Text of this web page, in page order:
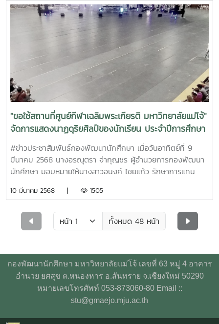
ต้อนรับท่านเจ้าคุณพระสุธีวัชรบัณฑิต (ผู้ช่วยศาสตราจารย์ ดร./
รองอธิการบดี มจร.) ท่านพระครูปริยัติเจติยานุรักษ์ (ผู้ช่วย
ศาสตราจารย์ ดร./ผู้อำนวยการวิทยาลัยสงฆ์เชียงใหม่ มจร.) และ
รองศาสตราจารย์ ดร.อภิรมย์ สีดาคำ (ผู้ช่วยอธิการบดีฝ่าย
กิจการทั่วไป มจร.) มหาวิทยาลัยมหาจุฬาลงกรณราชวิทยาลัย
(มจร.) วิทยาเขตเชียงใหม่ หารือในโอกาสที่มหาวิทยาลัยมหาจุฬา
ลงกรณราชวิทยาลัย (มจร.) วิทยาเขตเชียงใหม่ เตรียมการเป็น
เจ้าภาพจัดงานโครงการ “ปูทางสู่การตื่นรู้ ธรรมนาวาวัง” ภาค
ประชาชน ระดับภาคเหนือ ในวันที่ 13 กรกฎาคม 2568 ณ ศูนย์
ประชุมและแสดงสินค้านานาชาติเฉลิมพระเกียรติ 7 รอบ
พระชนมพรรษา จังหวัดเชียงใหม่ โดยมี “ พระอาจารย์ต้น” พระ
ราชญาณวัชรชิโนภาส พระนักเผยแผ่ธรรมะ หลัก "ธรรมนาวา"
เป็นพระวิทยากร พร้อมด้วยครูเงาะ (รสสุคนธ์ กองเกตุ) ซึ่ง
กำหนดจัดกิจกรรมบรรยายธรรม และมีผู้เข้าร่วมโครงการ
ประมาณ 3500 คน Cr.ภาพ:ข่าวสาร (NP.) - เลขานุการ
"ขอใช้สถานที่ศูนย์กีฬาเฉลิมพระเกียรติ มหาวิทยาลัยแม่โจ้"
จัดการแสดงนาฏดุริยศิลป์ของนักเรียน ประจำปีการศึกษา
2567 "MELODY lN MOTION"
#ข่าวประชาสัมพันธ์กองพัฒนานักศึกษา เมื่อวันอาทิตย์ที่ 9
มีนาคม 2568 นางอรณุตรา จ่ากุญชร ผู้อำนวยการกองพัฒนา
นักศึกษา มอบหมายให้นางสาวอนงค์ ไชยแก้ว รักษาการแทน
ดำเนินการอำนวยความสะดวก การขอใช้สถานที่จัดการแสดงนาฏ
MOTION" จัดโดยโรงเรียนธีระวัธน์บำเพ็ญ ณ ศูนย์กีฬา
เฉลิมพระเกียรติ มหาวิทยาลัยแม่โจ้ Cr.ภาพ:ข่าวสาร (NP.) -
10 มีนาคม 2568 | 1505
ทั้งหมด 48 หน้า
กองพัฒนานักศึกษา มหาวิทยาลัยแม่โจ้ เลขที่ 63 หมู่ 4 อาคาร
อำนวย ยศสุข ต.หนองหาร อ.สันทราย จ.เชียงใหม่ 50290
หมายเลขโทรศัพท์ 053-873060-80 Email ::
stu@gmaejo.mju.ac.th